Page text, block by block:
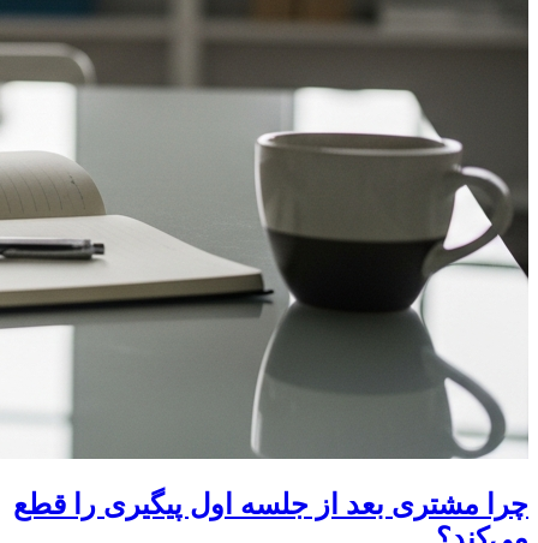
چرا مشتری بعد از جلسه اول پیگیری را قطع